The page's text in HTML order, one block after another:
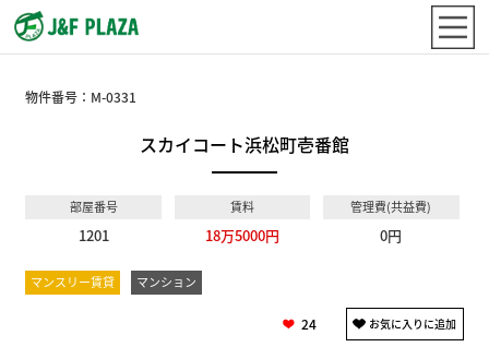
物件番号： M-0331
スカイコート浜松町壱番館
部屋番号
1201
賃料
18万5000円
管理費(共益費)
0円
マンスリー賃貸 マンション
24